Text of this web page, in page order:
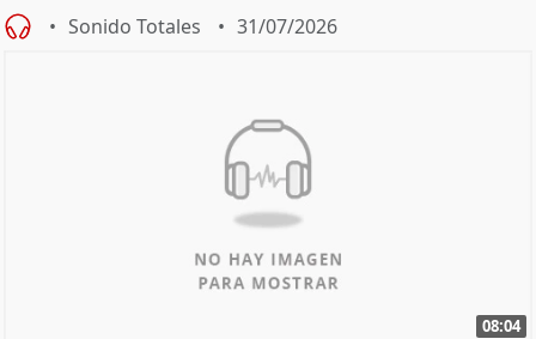
Sonido Totales 31/07/2026
08:04